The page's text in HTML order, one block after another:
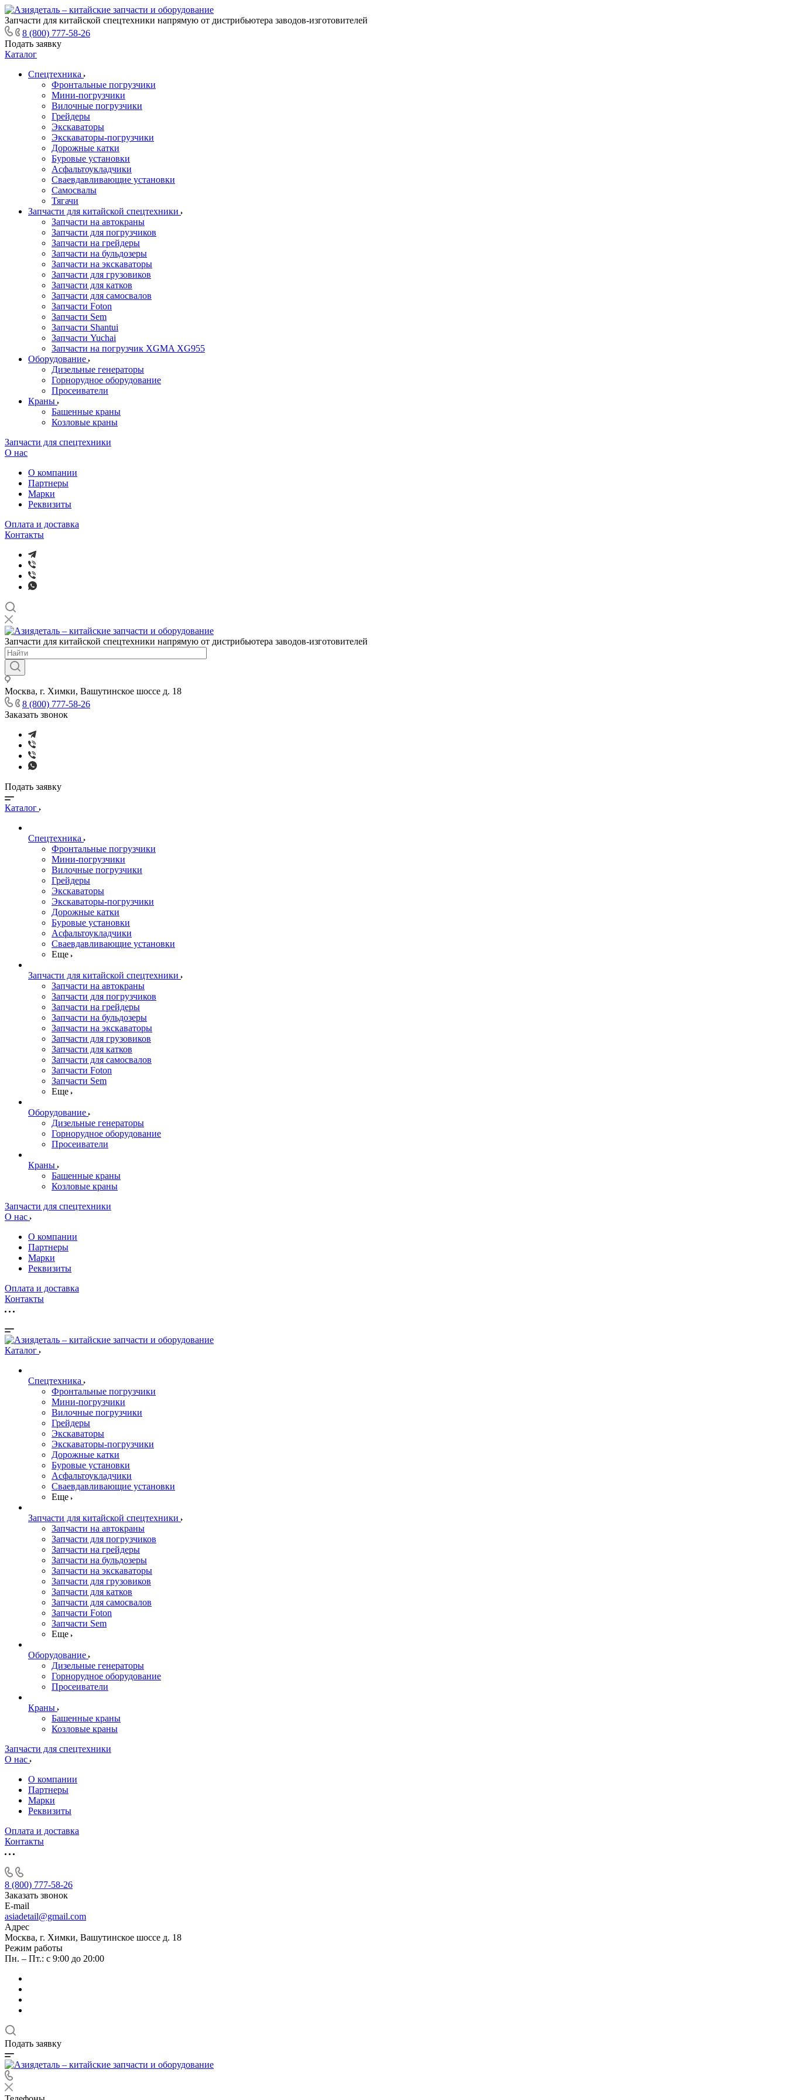
Запчасти для китайской спецтехники напрямую от дистрибьютера заводов-изготовителей
8 (800) 777-58-26
Подать заявку
Каталог
Спецтехника
Фронтальные погрузчики
Мини-погрузчики
Вилочные погрузчики
Грейдеры
Экскаваторы
Экскаваторы-погрузчики
Дорожные катки
Буровые установки
Асфальтоукладчики
Сваевдавливающие установки
Самосвалы
Тягачи
Запчасти для китайской спецтехники
Запчасти на автокраны
Запчасти для погрузчиков
Запчасти на грейдеры
Запчасти на бульдозеры
Запчасти на экскаваторы
Запчасти для грузовиков
Запчасти для катков
Запчасти для самосвалов
Запчасти Foton
Запчасти Sem
Запчасти Shantui
Запчасти Yuchai
Запчасти на погрузчик XGMA XG955
Оборудование
Дизельные генераторы
Горнорудное оборудование
Просеиватели
Краны
Башенные краны
Козловые краны
Запчасти для спецтехники
О нас
О компании
Партнеры
Марки
Реквизиты
Оплата и доставка
Контакты
Запчасти для китайской спецтехники напрямую от дистрибьютера заводов-изготовителей
Москва, г. Химки, Вашутинское шоссе д. 18
8 (800) 777-58-26
Заказать звонок
Подать заявку
Каталог
Спецтехника
Фронтальные погрузчики
Мини-погрузчики
Вилочные погрузчики
Грейдеры
Экскаваторы
Экскаваторы-погрузчики
Дорожные катки
Буровые установки
Асфальтоукладчики
Сваевдавливающие установки
Еще
Запчасти для китайской спецтехники
Запчасти на автокраны
Запчасти для погрузчиков
Запчасти на грейдеры
Запчасти на бульдозеры
Запчасти на экскаваторы
Запчасти для грузовиков
Запчасти для катков
Запчасти для самосвалов
Запчасти Foton
Запчасти Sem
Еще
Оборудование
Дизельные генераторы
Горнорудное оборудование
Просеиватели
Краны
Башенные краны
Козловые краны
Запчасти для спецтехники
О нас
О компании
Партнеры
Марки
Реквизиты
Оплата и доставка
Контакты
Каталог
Спецтехника
Фронтальные погрузчики
Мини-погрузчики
Вилочные погрузчики
Грейдеры
Экскаваторы
Экскаваторы-погрузчики
Дорожные катки
Буровые установки
Асфальтоукладчики
Сваевдавливающие установки
Еще
Запчасти для китайской спецтехники
Запчасти на автокраны
Запчасти для погрузчиков
Запчасти на грейдеры
Запчасти на бульдозеры
Запчасти на экскаваторы
Запчасти для грузовиков
Запчасти для катков
Запчасти для самосвалов
Запчасти Foton
Запчасти Sem
Еще
Оборудование
Дизельные генераторы
Горнорудное оборудование
Просеиватели
Краны
Башенные краны
Козловые краны
Запчасти для спецтехники
О нас
О компании
Партнеры
Марки
Реквизиты
Оплата и доставка
Контакты
8 (800) 777-58-26
Заказать звонок
E-mail
asiadetail@gmail.com
Адрес
Москва, г. Химки, Вашутинское шоссе д. 18
Режим работы
Пн. – Пт.: с 9:00 до 20:00
Подать заявку